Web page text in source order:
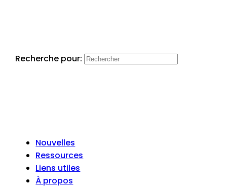
Recherche pour:
Nouvelles
Ressources
Liens utiles
À propos